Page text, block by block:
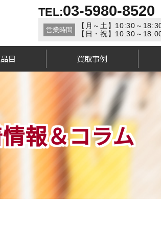
TEL:03-5980-8520
営業時間
【月～土】10:30～
【日・祝】10:30～
目 買取事例
報＆コラム